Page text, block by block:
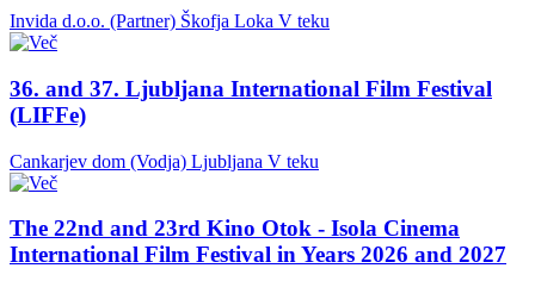
Invida d.o.o. (Partner) Škofja Loka V teku
36. and 37. Ljubljana International Film Festival
(LIFFe)
Cankarjev dom (Vodja) Ljubljana V teku
The 22nd and 23rd Kino Otok - Isola Cinema
International Film Festival in Years 2026 and 2027